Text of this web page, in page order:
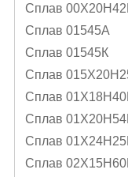
Сплав
Сплав 01545А
Сплав 01545К
Сплав
Сплав
Сплав
Сплав
Сплав